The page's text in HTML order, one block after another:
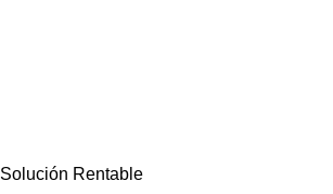
Solución Rentable